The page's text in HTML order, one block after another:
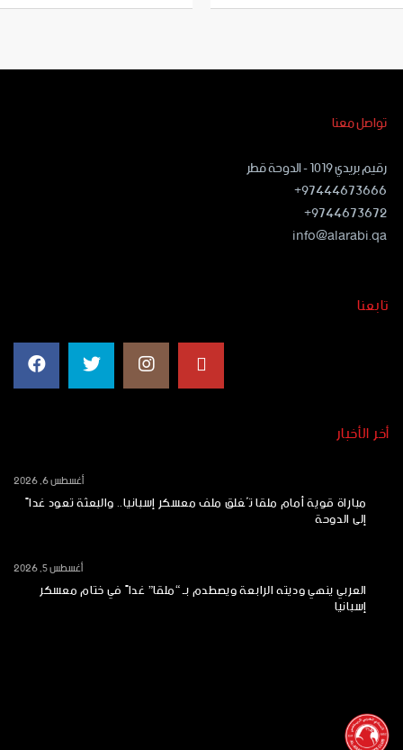
تواصل معنا
رقيم بريدي ١٠١٩ - الدوحة قطر
97444673666+
9744673672+
info@alarabi.qa
تابعنا
أخر الأخبار
مباراة قوية أمام ملقا تُغلق ملف معسكر إسبانيا.. والبعثة تعود غداً
إلى الدوحة
أغسطس 6, 2026
العربي ينهي وديته الرابعة ويصطدم بـ “ملقا” غداً في ختام معسكر
إسبانيا
أغسطس 5, 2026